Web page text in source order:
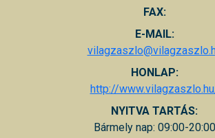
FAX:
E-MAIL:
HONLAP:
http://
NYITVA TARTÁS:
Bármely nap: 09:00-20:00